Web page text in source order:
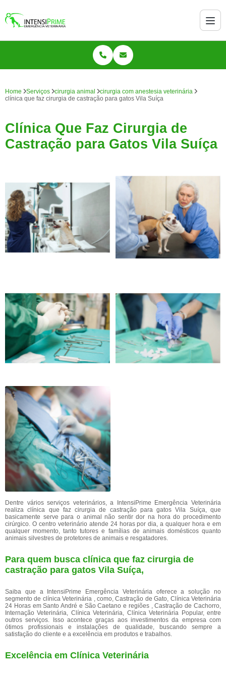
Home Serviços cirurgia animal
cirurgia com anestesia veterinária
clínica que faz cirurgia de castração para gatos Vila Suíça
Clínica Que Faz Cirurgia de
Castração para Gatos Vila Suíça
Dentre vários serviços veterinários, a IntensiPrime Emergência Veterinária
realiza clínica que faz cirurgia de castração para gatos Vila Suíça, que
basicamente serve para o animal não sentir dor na hora do procedimento
cirúrgico. O centro veterinário atende 24 horas por dia, a qualquer hora e em
qualquer momento, tanto tutores e famílias de animais domésticos quanto
animais silvestres de protetores de animais e resgatadores.
Para quem busca clínica que faz cirurgia de
castração para gatos Vila Suíça,
Saiba que a IntensiPrime Emergência Veterinária oferece a solução no
segmento de clínica Veterinária , como, Castração de Gato, Clínica Veterinária
24 Horas em Santo André e São Caetano e regiões , Castração de Cachorro,
Internação Veterinária, Clínica Veterinária, Clínica Veterinária Popular, entre
outros serviços. Isso acontece graças aos investimentos da empresa com
ótimos profissionais e instalações de qualidade, buscando sempre a
satisfação do cliente e a excelência em produtos e trabalhos.
Excelência em Clínica Veterinária